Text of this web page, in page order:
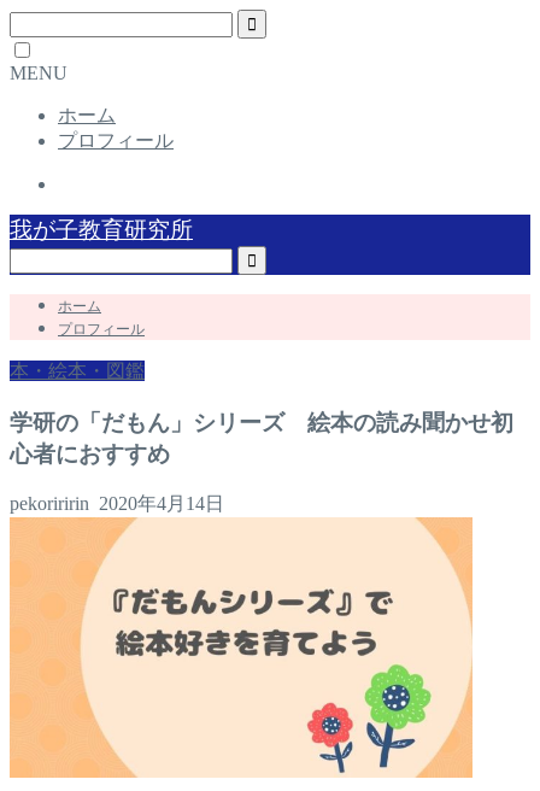
MENU
ホーム
プロフィール
我が子教育研究所
ホーム
プロフィール
本・絵本・図鑑
学研の「だもん」シリーズ 絵本の読み聞かせ初
心者におすすめ
pekoriririn 2020年4月14日